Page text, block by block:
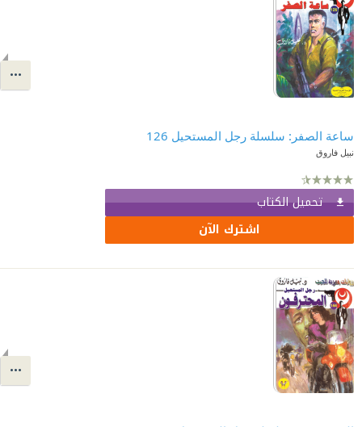
ساعة الصفر: سلسلة رجل المستحيل 126
نبيل فاروق
تحميل الكتاب
اشترك الآن